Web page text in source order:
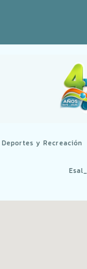
Deportes y Recreación